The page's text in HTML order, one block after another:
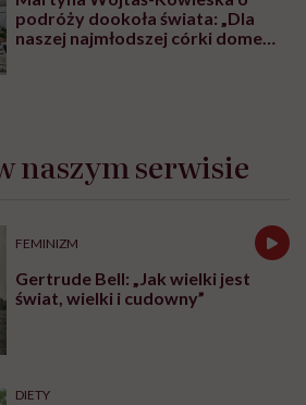
żeby faktycznie ruch
zdrowie fizycznei psychiczne,
A ten warunek jesteśmy w
w naszym życiu na dłużej.
Sugestie ekspertów pod
ważne, ale nie mogą być
tego, w jaki sposób będziemy
uprawiać.
aktywności fizycznej powinno